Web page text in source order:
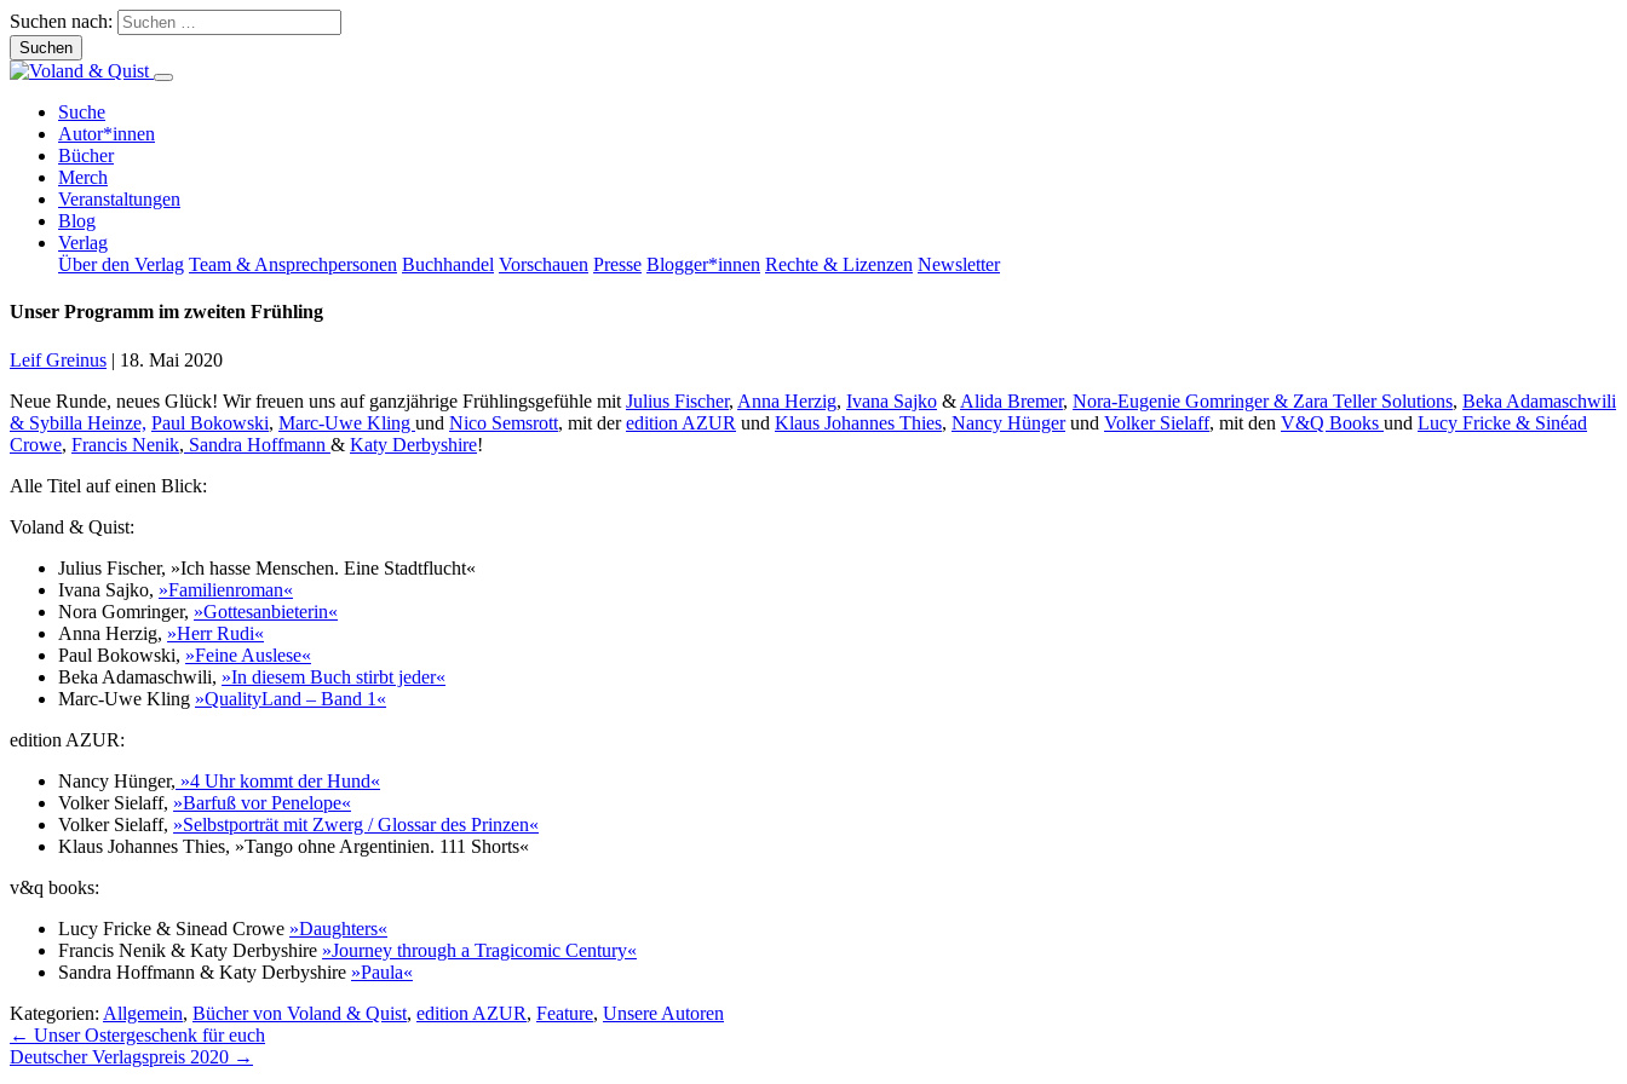
Suchen nach:
Suche
Autor*innen
Bücher
Merch
Veranstaltungen
Blog
Verlag
Über den Verlag Team & Ansprechpersonen Buchhandel Vorschauen Presse Blogger*innen Rechte & Lizenzen Newsletter
Unser Programm im zweiten Frühling
Leif Greinus | 18. Mai 2020
Neue Runde, neues Glück! Wir freuen uns auf ganzjährige Frühlingsgefühle mit Julius Fischer, Anna Herzig, Ivana Sajko & Alida Bremer, Nora-Eugenie Gomringer & Zara Teller Solutions, Beka Adamaschwili
& Sybilla Heinze, Paul Bokowski, Marc-Uwe Kling und Nico Semsrott, mit deredition AZUR und Klaus Johannes Thies, Nancy Hüngerund Volker Sielaff, mit den V&Q Books und Lucy Fricke & Sinéad
Crowe, Francis Nenik, Sandra Hoffmann & Katy Derbyshire!
Alle Titel auf einen Blick:
Voland & Quist:
Julius Fischer, »Ich hasse Menschen. Eine Stadtflucht«
Ivana Sajko, »Familienroman«
Nora Gomringer, »Gottesanbieterin«
Anna Herzig, »Herr Rudi«
Paul Bokowski, »Feine Auslese«
Beka Adamaschwili, »In diesem Buch stirbt jeder«
Marc-Uwe Kling »QualityLand – Band 1«
edition AZUR:
Nancy Hünger, »4 Uhr kommt der Hund«
Volker Sielaff, »Barfuß vor Penelope«
Volker Sielaff, »Selbstporträt mit Zwerg / Glossar des Prinzen«
Klaus Johannes Thies, »Tango ohne Argentinien. 111 Shorts«
v&q books:
Lucy Fricke & Sinead Crowe »Daughters«
Francis Nenik & Katy Derbyshire »Journey through a Tragicomic Century«
Sandra Hoffmann & Katy Derbyshire »Paula«
Kategorien: Allgemein, Bücher von Voland & Quist, edition AZUR, Feature, Unsere Autoren
Beitragsnavigation
← Unser Ostergeschenk für euch
Deutscher Verlagspreis 2020 →